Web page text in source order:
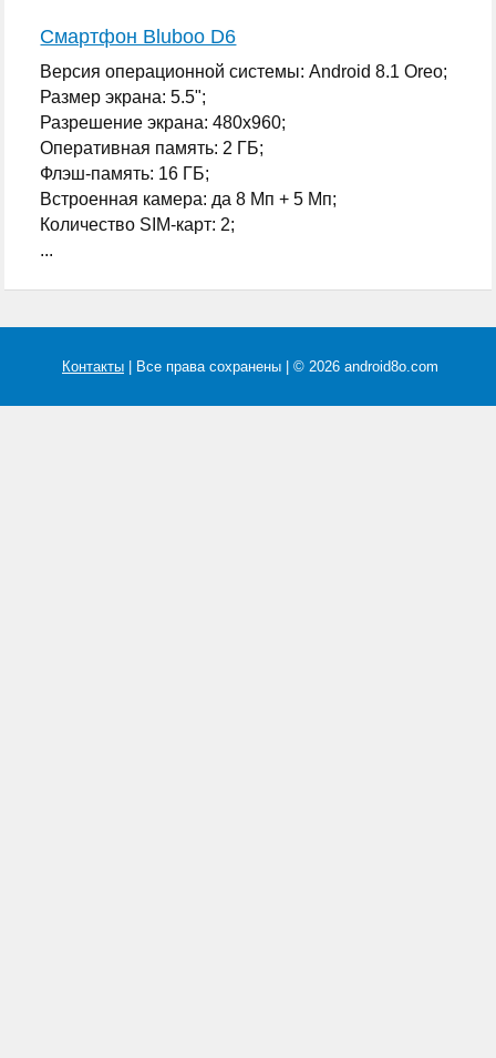
Смартфон Bluboo D6
Версия операционной системы: Android 8.1 Oreo;
Размер экрана: 5.5";
Разрешение экрана: 480x960;
Оперативная память: 2 ГБ;
Флэш-память: 16 ГБ;
Встроенная камера: да 8 Мп + 5 Мп;
Количество SIM-карт: 2;
...
Контакты | Все права сохранены | © 2026 android8o.com